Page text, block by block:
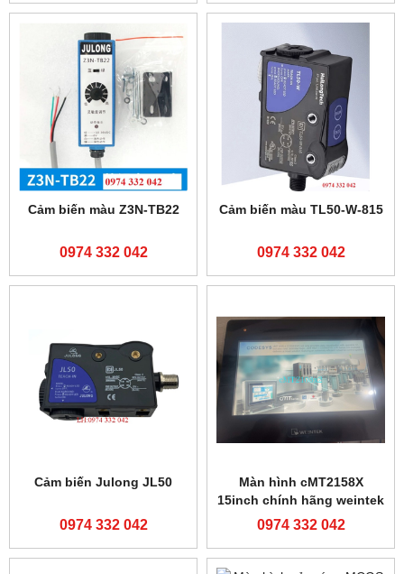
Cảm biến Banner
R58ECRGB1 giá tốt
0974 332 042
Bộ lập trình FATEK FBS-
0974 332 042
Màn hình Weinview
DANH SÁCH SẢN PHẨM